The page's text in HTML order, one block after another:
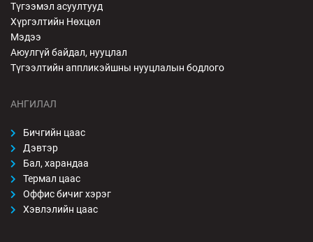
Түгээмэл асуултууд
Хүргэлтийн Нөхцөл
Мэдээ
Аюулгүй байдал, нууцлал
Түгээлтийн аппликэйшны нууцлалын бодлого
АНГИЛАЛ
Бичгийн цаас
Дэвтэр
Бал, харандаа
Термал цаас
Оффис бичиг хэрэг
Хэвлэлийн цаас